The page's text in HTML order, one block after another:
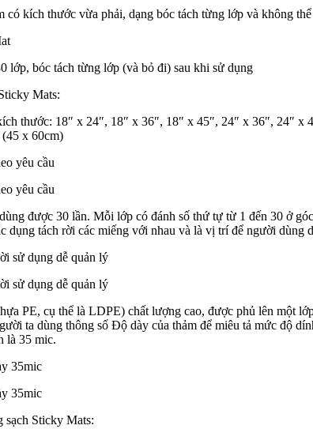
có kích thước vừa phải, dạng bóc tách từng lớp và không
lớp, bóc tách từng lớp (và bỏ đi) sau khi sử dụng
Mats:
thước: 18″ x 24″, 18″ x 36″, 18″ x 45″, 24″ x 36″, 24″
(45 x 60cm)
yêu cầu
yêu cầu
được 30 lần. Mỗi lớp có đánh số thứ tự từ 1 đến 30 ở
dụng tách rời các miếng với nhau và là vị trí để người
sử dụng dễ quản lý
sử dụng dễ quản lý
PE, cụ thể là LDPE) chất lượng cao, được phủ lên một
ta dùng thông số Độ dày của thảm để miêu tả mức độ
là 35 mic.
35mic
35mic
sạch Sticky Mats: